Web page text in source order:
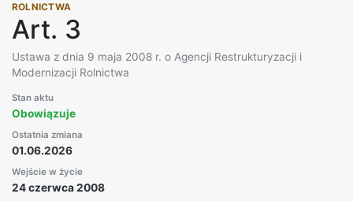
ROLNICTWA
Art. 3
Ustawa z dnia 9 maja 2008 r. o Agencji Restrukturyzacji i
Modernizacji Rolnictwa
Stan aktu
Obowiązuje
Ostatnia zmiana
01.06.2026
Wejście w życie
24 czerwca 2008